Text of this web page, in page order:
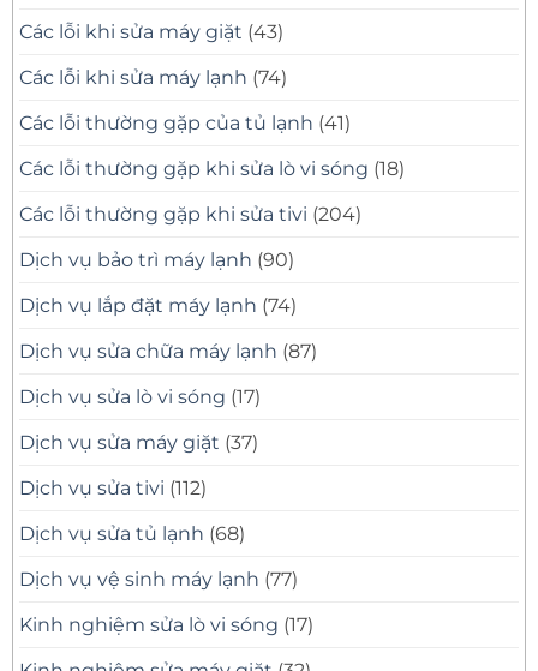
Các lỗi khi sửa máy giặt (43)
Các lỗi khi sửa máy lạnh (74)
Các lỗi thường gặp của tủ lạnh (41)
Các lỗi thường gặp khi sửa lò vi sóng (18)
Các lỗi thường gặp khi sửa tivi (204)
Dịch vụ bảo trì máy lạnh (90)
Dịch vụ lắp đặt máy lạnh (74)
Dịch vụ sửa chữa máy lạnh (87)
Dịch vụ sửa lò vi sóng (17)
Dịch vụ sửa máy giặt (37)
Dịch vụ sửa tivi (112)
Dịch vụ sửa tủ lạnh (68)
Dịch vụ vệ sinh máy lạnh (77)
Kinh nghiệm sửa lò vi sóng (17)